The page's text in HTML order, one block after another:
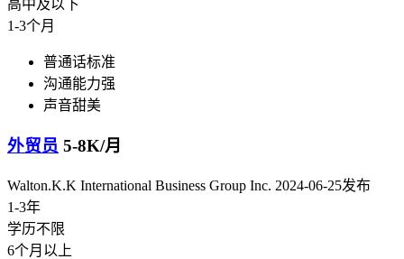
高中及以下
1-3个月
普通话标准
沟通能力强
声音甜美
外贸员 5-8K/月
Walton.K.K International Business Group Inc. 2024-06-25发布
1-3年
学历不限
6个月以上